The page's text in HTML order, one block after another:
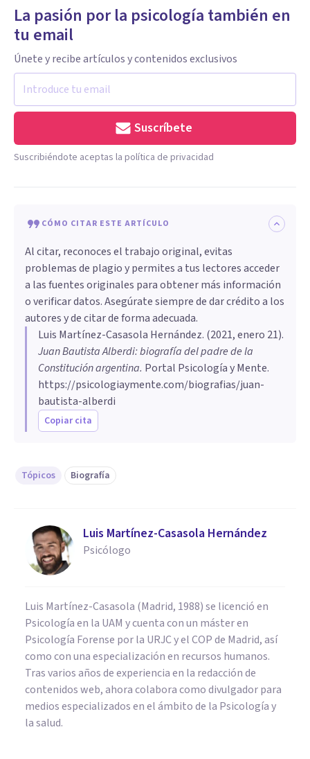
La pasión por la psicología también en
tu email
Únete y recibe artículos y contenidos exclusivos
Suscríbete
Suscribiéndote aceptas la política de privacidad
CÓMO CITAR ESTE ARTÍCULO
Al citar, reconoces el trabajo original, evitas
problemas de plagio y permites a tus lectores acceder
a las fuentes originales para obtener más información
o verificar datos. Asegúrate siempre de dar crédito a los
autores y de citar de forma adecuada.
Luis Martínez-Casasola Hernández. (2021, enero 21).
Juan Bautista Alberdi: biografía del padre de la
Constitución argentina. Portal Psicología y Mente.
https://psicologiaymente.com/biografias/juan-
bautista-alberdi
Copiar cita
Tópicos Biografía
Luis Martínez-Casasola Hernández
Psicólogo
Luis Martínez-Casasola (Madrid, 1988) se licenció en
Psicología en la UAM y cuenta con un máster en
Psicología Forense por la URJC y el COP de Madrid, así
como con una especialización en recursos humanos.
Tras varios años de experiencia en la redacción de
contenidos web, ahora colabora como divulgador para
medios especializados en el ámbito de la Psicología y
la salud.